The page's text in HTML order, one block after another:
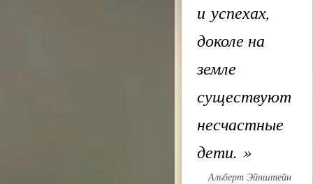
и успехах,
доколе на
земле
существуют
несчастные
дети. »
Альберт Эйнштейн